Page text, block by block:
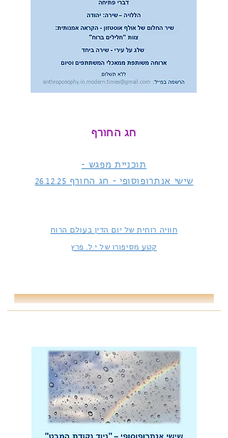
חג החורף
תוכניית מפגש -
שישי אנתרופוסופי - חג החורף 26.12.25
חוויה רוחית של יום הדין בעולם הרוח
קטע מסיפורו של י.ל. פרץ